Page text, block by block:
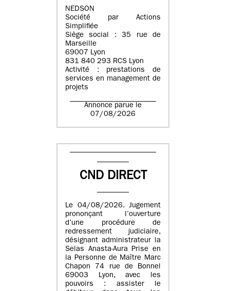
NEDSON
Société par Actions
Simplifiée
Siège social : 35 rue de
Marseille
69007 Lyon
831 840 293 RCS Lyon
Activité : prestations de
services en management de
projets
Annonce parue le
07/08/2026
CND DIRECT
Le 04/08/2026. Jugement
prononçant l’ouverture
d’une procédure de
redressement judiciaire,
désignant administrateur la
Selas Anasta-Aura Prise en
la Personne de Maître Marc
Chapon 74 rue de Bonnel
69003 Lyon, avec les
pouvoirs : assister le